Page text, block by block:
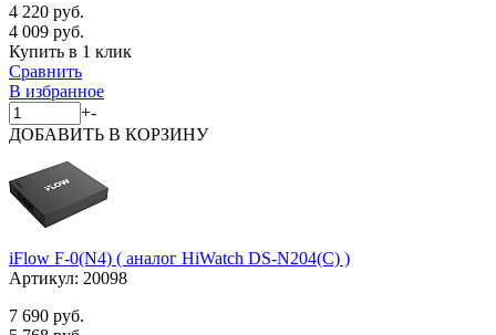
4 220 руб.
4 009 руб.
Купить в 1 клик
Сравнить
В избранное
+-
ДОБАВИТЬ В КОРЗИНУ
iFlow F-0(N4) ( аналог HiWatch DS-N204(C) )
Артикул: 20098
7 690 руб.